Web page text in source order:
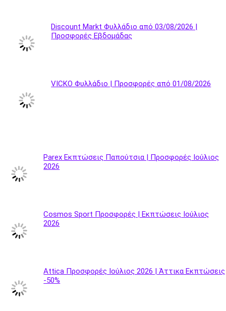
Discount Markt Φυλλάδιο από 03/08/2026 |
Προσφορές Εβδομάδας
VICKO Φυλλάδιο | Προσφορές από 01/08/2026
Parex Εκπτώσεις Παπούτσια | Προσφορές Ιούλιος
2026
Cosmos Sport Προσφορές | Εκπτώσεις Ιούλιος
2026
Attica Προσφορές Ιούλιος 2026 | Άττικα Εκπτώσεις
-50%